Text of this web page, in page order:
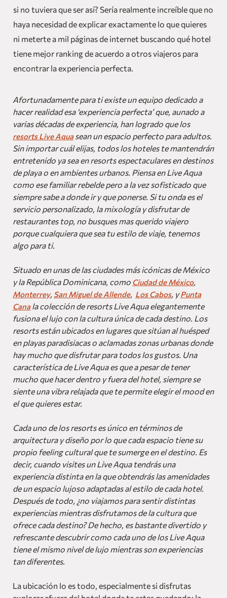
si no tuviera que ser así? Sería realmente increíble que no
haya necesidad de explicar exactamente lo que quieres
ni meterte a mil páginas de internet buscando qué hotel
tiene mejor ranking de acuerdo a otros viajeros para
encontrar la experiencia perfecta.
Afortunadamente para ti existe un equipo dedicado a
hacer realidad esa ‘experiencia perfecta’ que, aunado a
varias décadas de experiencia, han logrado que los
resorts Live Aquasean un espacio perfecto para adultos.
Sin importar cuál elijas, todos los hoteles te mantendrán
entretenido ya sea en resorts espectaculares en destinos
de playa o en ambientes urbanos. Piensa en Live Aqua
como ese familiar rebelde pero a la vez sofisticado que
siempre sabe a donde ir y que ponerse. Si tu onda es el
servicio personalizado, la mixología y disfrutar de
restaurantes top, no busques mas querido viajero
porque cualquiera que sea tu estilo de viaje, tenemos
algo para ti.
Situado en unas de las ciudades más icónicas de México
y la República Dominicana, como Ciudad de México,
Monterrey, San Miguel de Allende, Los Cabos, yPunta
Canala colección de resorts Live Aqua elegantemente
fusiona el lujo con la cultura única de cada destino. Los
resorts están ubicados en lugares que sitúan al huésped
en playas paradisiacas o aclamadas zonas urbanas donde
hay mucho que disfrutar para todos los gustos. Una
característica de Live Aqua es que a pesar de tener
mucho que hacer dentro y fuera del hotel, siempre se
siente una vibra relajada que te permite elegir el mood en
el que quieres estar.
Cada uno de los resorts es único en términos de
arquitectura y diseño por lo que cada espacio tiene su
propio feeling cultural que te sumerge en el destino. Es
decir, cuando visites un Live Aqua tendrás una
experiencia distinta en la que obtendrás las amenidades
de un espacio lujoso adaptadas al estilo de cada hotel.
Después de todo, ¿no viajamos para sentir distintas
experiencias mientras disfrutamos de la cultura que
ofrece cada destino? De hecho, es bastante divertido y
refrescante descubrir como cada uno de los Live Aqua
tiene el mismo nivel de lujo mientras son experiencias
tan diferentes.
La ubicación lo es todo, especialmente si disfrutas